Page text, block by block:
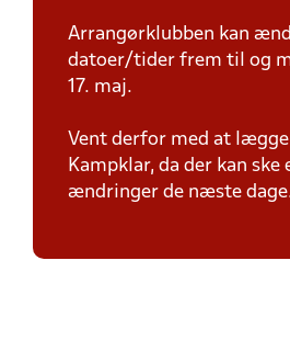
Arrangørklubben kan
datoer/tider frem til og
17. maj.
Vent derfor med at lægge
Kampklar, da der kan ske
ændringer de næste